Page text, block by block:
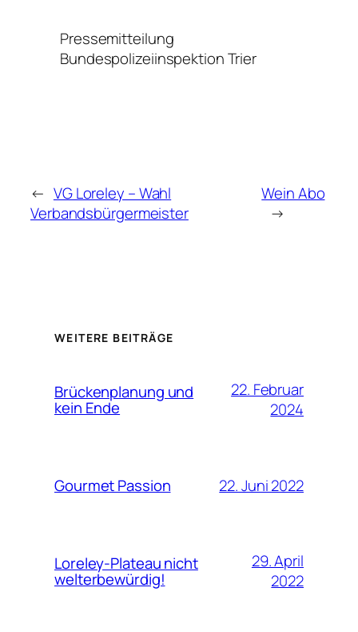
Pressemitteilung
Bundespolizeiinspektion Trier
← VG Loreley – Wahl
Verbandsbürgermeister
Wein Abo
→
WEITERE BEITRÄGE
Brückenplanung und
kein Ende
22. Februar
2024
Gourmet Passion 22. Juni 2022
Loreley-Plateau nicht
welterbewürdig!
29. April
2022